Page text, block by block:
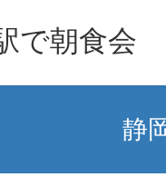
で朝食会
静